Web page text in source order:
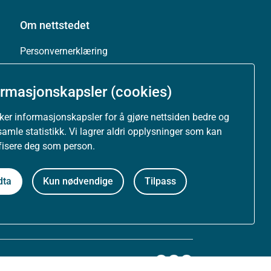
(cookies)
informasjonskapsler for å gjøre nettsiden bedre og
statistikk. Vi lagrer aldri opplysninger som kan
deg som person.
Kun nødvendige Tilpass
Om nettstedet
Personvernerklæring
Besøksstatistikk og informasjonskapsler
Nyhetsvarsel og abonnement
Åpne data (API)